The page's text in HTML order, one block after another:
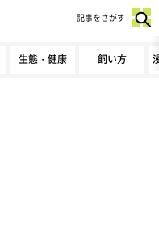
生態・健康 飼い方
記事をさがす